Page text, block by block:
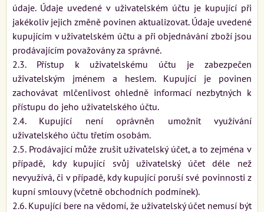
údaje. Údaje uvedené v uživatelském účtu je kupující při
jakékoliv jejich změně povinen aktualizovat. Údaje uvedené
kupujícím v uživatelském účtu a při objednávání zboží jsou
prodávajícím považovány za správné.
2.3. Přístup k uživatelskému účtu je zabezpečen
uživatelským jménem a heslem. Kupující je povinen
zachovávat mlčenlivost ohledně informací nezbytných k
přístupu do jeho uživatelského účtu.
2.4. Kupující není oprávněn umožnit využívání
uživatelského účtu třetím osobám.
2.5. Prodávající může zrušit uživatelský účet, a to zejména v
případě, kdy kupující svůj uživatelský účet déle než
nevyužívá, či v případě, kdy kupující poruší své povinnosti z
kupní smlouvy (včetně obchodních podmínek).
2.6. Kupující bere na vědomí, že uživatelský účet nemusí být